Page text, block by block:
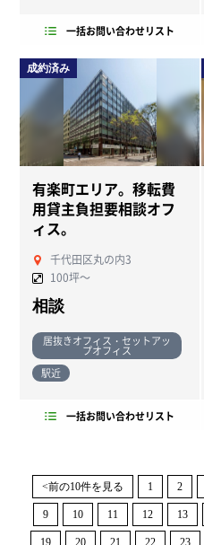
一括お問い合わせリスト
成約済み
有楽町エリア。移転費
用貸主負担要相談オフ
ィス。
千代田区丸の内3
100坪～
相談
居抜きオフィス・セットアッ
プオフィス
駅近
一括お問い合わせリスト
<前の10件を見る 1 2
9 10 11 12 13
19 20 21 22 23